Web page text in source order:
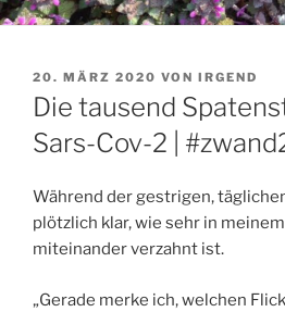
VERÖFFENTLICHT
AM
20. MÄRZ 2020 VON IRGEND
Die tausend
Sars-Cov-2 |
Während der gestrigen,
plötzlich klar, wie sehr in
miteinander verzahnt ist.
„Gerade merke ich, welchen